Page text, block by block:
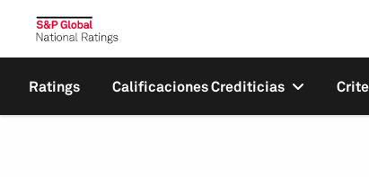
Ratings Calificaciones Crediticias